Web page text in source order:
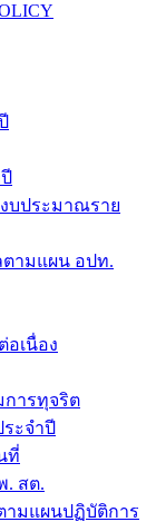
บประมาณราย
ามแผน อปท.
อเนื่อง
การทุจริต
ะจำปี
ที่
. สต.
ามแผนปฏิบัติการ